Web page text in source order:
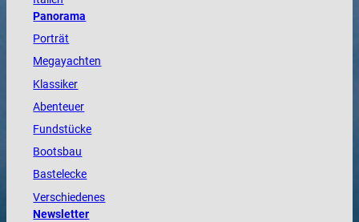
Panorama
Porträt
Megayachten
Klassiker
Abenteuer
Fundstücke
Bootsbau
Bastelecke
Verschiedenes
Newsletter